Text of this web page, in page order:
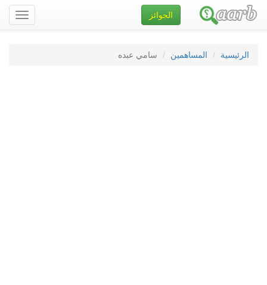
تصفح
الموقع
الجوائز
الرئيسية المساهمين سامي عبده